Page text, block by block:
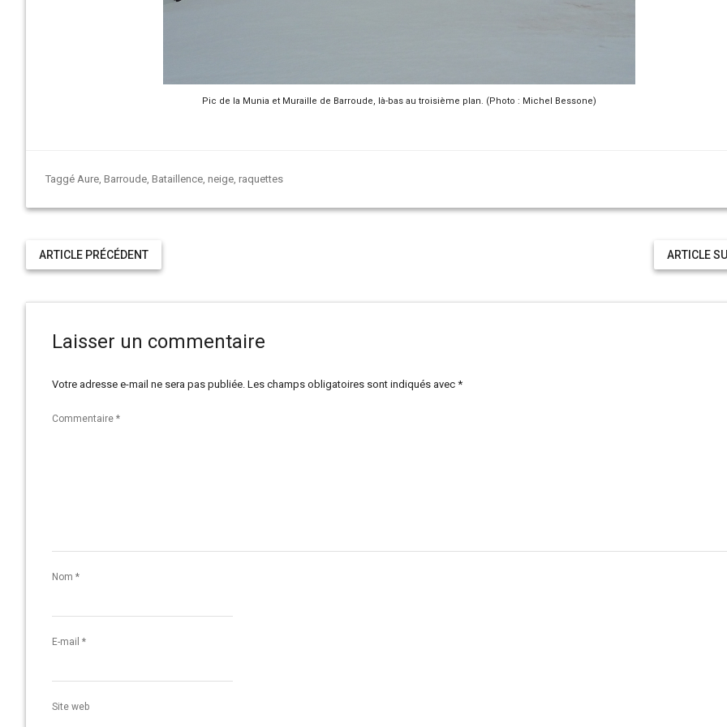
Pic de la Munia et Muraille de Barroude, là-bas au troisième plan. (Photo : Michel Bessone)
Taggé Aure Barroude Bataillence neige raquettes
ARTICLE
ARTICLE PRÉCÉDENT
Laisser un commentaire
Votre adresse e-mail ne sera pas publiée. Les champs obligatoires sont indiqués avec *
Commentaire *
Nom *
E-mail *
Site web